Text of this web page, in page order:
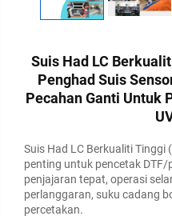
Suis Had LC
Penghad Suis
Pecahan Ganti Untuk
Suis Had LC Berkualiti Tinggi
penting untuk pencetak DTF/
penjajaran tepat, operasi
perlanggaran, suku cadang
percetakan.